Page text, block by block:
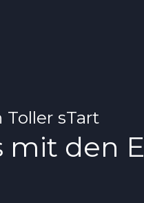
Toller sTart
mit den